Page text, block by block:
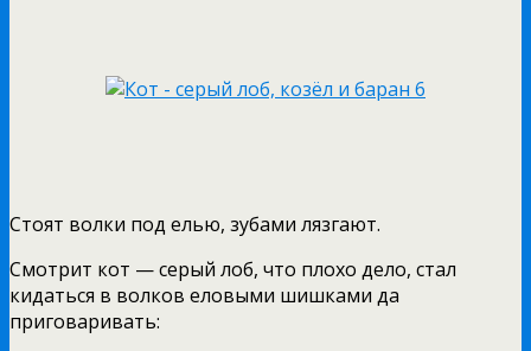
Стоят волки под елью, зубами лязгают.
Смотрит кот — серый лоб, что плохо дело, стал
кидаться в волков еловыми шишками да
приговаривать: